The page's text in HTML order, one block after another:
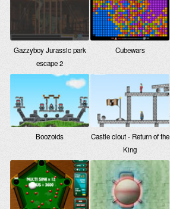
Gazzyboy Jurassic park
escape 2
Cubewars
Boozoids
Castle clout - Return of the
King